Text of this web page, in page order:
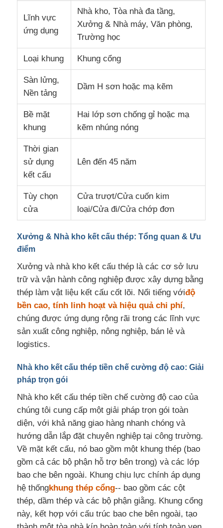
Trang chủ
Các sản phẩm
Chương trình VR
Về chúng tôi
Tham quan nhà máy
Kiểm soát chất lượng
Liên hệ
Tin tức
Các vụ án
Blog
Yêu cầu báo giá
Cấu trúc thép đúc sẵn
Kho cấu trúc thép
Hội thảo cấu trúc thép
Xây dựng cấu trúc thép
Xây dựng cấu trúc thép
Xây dựng khung thép
Lĩnh vực
ứng dụng
Nhà kho, Tòa nhà đa tầng,
Xưởng & Nhà máy, Văn phòng,
Trường học
Loại khung Khung cổng
Sàn lửng,
Nền tảng
Dầm H sơn hoặc mạ kẽm
Bề mặt
khung
Hai lớp sơn chống gỉ hoặc mạ
kẽm nhúng nóng
Thời gian
sử dụng
kết cấu
Lên đến 45 năm
Tùy chọn
cửa
Cửa trượt/Cửa cuốn kim
loại/Cửa đi/Cửa chớp đơn
Xưởng & Nhà kho kết cấu thép: Tổng quan & Ưu
điểm
Xưởng và nhà kho kết cấu thép là các cơ sở lưu
trữ và vận hành công nghiệp được xây dựng bằng
thép làm vật liệu kết cấu cốt lõi. Nổi tiếng vớiđộ
bền cao, tính linh hoạt và hiệu quả chi phí,
chúng được ứng dụng rộng rãi trong các lĩnh vực
sản xuất công nghiệp, nông nghiệp, bán lẻ và
logistics.
Nhà kho kết cấu thép tiền chế cường độ cao: Giải
pháp trọn gói
Nhà kho kết cấu thép tiền chế cường độ cao của
chúng tôi cung cấp một giải pháp trọn gói toàn
diện, với khả năng giao hàng nhanh chóng và
hướng dẫn lắp đặt chuyên nghiệp tại công trường.
Về mặt kết cấu, nó bao gồm một khung thép (bao
gồm cả các bộ phận hỗ trợ bên trong) và các lớp
bao che bên ngoài. Khung chịu lực chính áp dụng
hệ thốngkhung thép cổng-- bao gồm các cột
thép, dầm thép và các bộ phận giằng. Khung cổng
này, kết hợp với cấu trúc bao che bên ngoài, tạo